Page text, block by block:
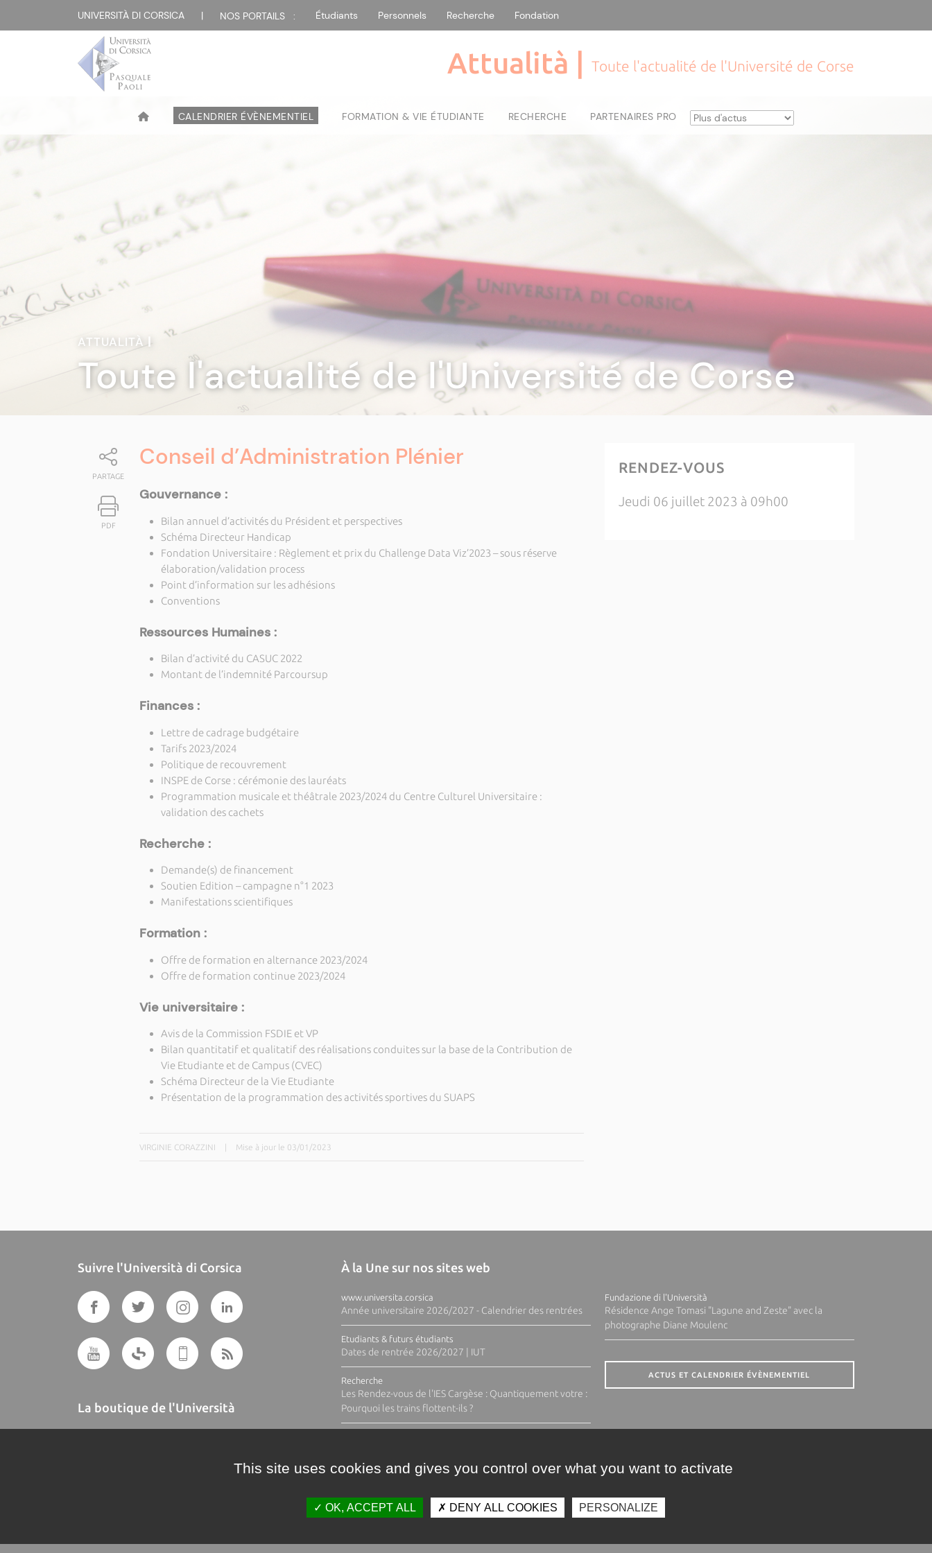
UNIVERSITÀ DI CORSICA | NOS PORTAILS : Étudiants Personnels Recherche Fondation
Attualità | Toute l'actualité de l'Université de Corse
CALENDRIER ÉVÈNEMENTIEL FORMATION & VIE ÉTUDIANTE RECHERCHE PARTENAIRES PRO
ATTUALITÀ|
Toute l'actualité de l'Université de Corse
PARTAGE
PDF
Conseil d’Administration Plénier
Gouvernance :
Bilan annuel d’activités du Président et perspectives
Schéma Directeur Handicap
Fondation Universitaire : Règlement et prix du Challenge Data Viz’2023 – sous réserve
élaboration/validation process
Point d’information sur les adhésions
Conventions
Ressources Humaines :
Bilan d’activité du CASUC 2022
Montant de l’indemnité Parcoursup
Finances :
Lettre de cadrage budgétaire
Tarifs 2023/2024
Politique de recouvrement
INSPE de Corse : cérémonie des lauréats
Programmation musicale et théâtrale 2023/2024 du Centre Culturel Universitaire :
validation des cachets
Recherche :
Demande(s) de financement
Soutien Edition – campagne n°1 2023
Manifestations scientifiques
Formation :
Offre de formation en alternance 2023/2024
Offre de formation continue 2023/2024
Vie universitaire :
Avis de la Commission FSDIE et VP
Bilan quantitatif et qualitatif des réalisations conduites sur la base de la Contribution de
Vie Etudiante et de Campus (CVEC)
Schéma Directeur de la Vie Etudiante
Présentation de la programmation des activités sportives du SUAPS
VIRGINIE CORAZZINI Mise à jour le 03/01/2023
RENDEZ-VOUS
Jeudi 06 juillet 2023 à 09h00
Suivre l'Università di Corsica
La boutique de l'Università
À la Une sur nos sites web
www.universita.corsica
Année universitaire 2026/2027 - Calendrier des rentrées
Etudiants & futurs étudiants
Dates de rentrée 2026/2027 | IUT
Recherche
Les Rendez-vous de l'IES Cargèse : Quantiquement votre :
Pourquoi les trains flottent-ils ?
Fundazione di l'Università
Résidence Ange Tomasi "Lagune and Zeste" avec la
photographe Diane Moulenc
ACTUS ET CALENDRIER ÉVÈNEMENTIEL
This site uses cookies and gives you control over what you want to activate
OK, ACCEPT ALL DENY ALL COOKIES PERSONALIZE